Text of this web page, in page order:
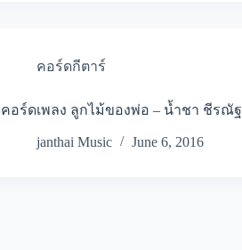
คอร์ดกีตาร์
คอร์ดเพลง ลูกไม้ของพ่อ – น้ำชา ชีรณัฐ
janthai Music June 6, 2016